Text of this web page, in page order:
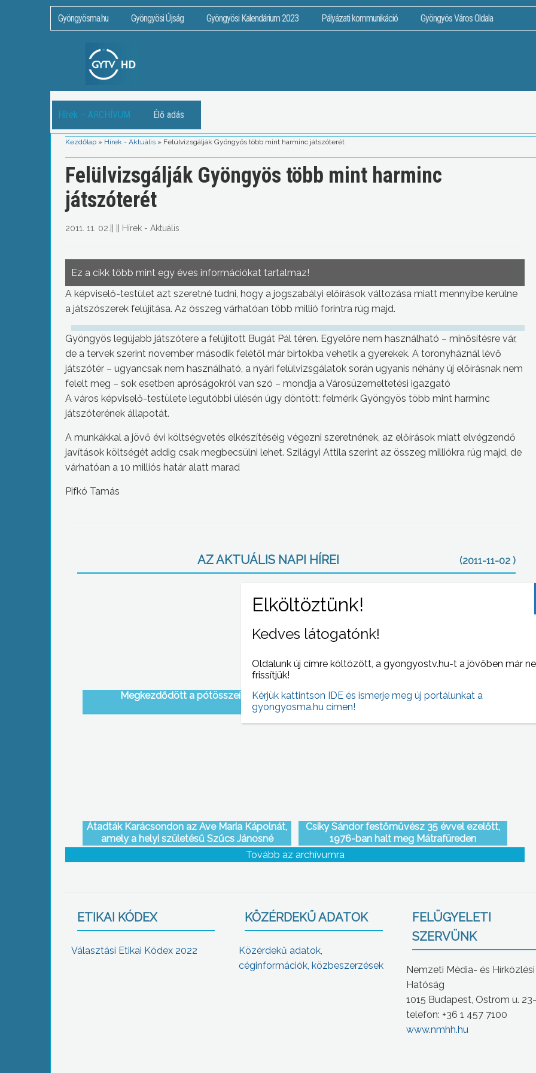
Gyöngyösma.hu Gyöngyösi Újság Gyöngyösi Kalendárium 2023 Pályázati kommunikáció Gyöngyös Város Oldala
Hírek – ARCHÍVUM Élő adás
Kezdőlap » Hírek - Aktuális » Felülvizsgálják Gyöngyös több mint harminc játszóterét
Felülvizsgálják Gyöngyös több mint harminc
játszóterét
2011. 11. 02. Hírek - Aktuális
Ez a cikk több mint egy éves információkat tartalmaz!
A képviselő-testület azt szeretné tudni, hogy a jogszabályi előírások változása miatt mennyibe kerülne
a játszószerek felújítása. Az összeg várhatóan több millió forintra rúg majd.
Gyöngyös legújabb játszótere a felújított Bugát Pál téren. Egyelőre nem használható – minősítésre vár,
de a tervek szerint november második felétől már birtokba vehetik a gyerekek. A toronyháznál lévő
játszótér – ugyancsak nem használható, a nyári felülvizsgálatok során ugyanis néhány új előírásnak nem
felelt meg – sok esetben apróságokról van szó – mondja a Városüzemeltetési igazgató
A város képviselő-testülete legutóbbi ülésén úgy döntött: felmérik Gyöngyös több mint harminc
játszóterének állapotát.
A munkákkal a jövő évi költségvetés elkészítéséig végezni szeretnének, az előírások miatt elvégzendő
javítások költségét addig csak megbecsülni lehet. Szilágyi Attila szerint az összeg milliókra rúg majd, de
várhatóan a 10 milliós határ alatt marad
Pifkó Tamás
AZ AKTUÁLIS NAPI HÍREI (2011-11-02 )
Megkezdődött a pótösszeírás
Az iskolarendszerű szakképzési rendszerrel
ismertették meg a vállalkozásokat a
Átadták Karácsondon az Ave Maria Kápolnát,
amely a helyi születésű Szűcs Jánosné
felajánlásából épült
Csíky Sándor festőművész 35 évvel ezelőtt,
1976-ban halt meg Mátrafüreden
Tovább az archívumra
ETIKAI KÓDEX
Választási Etikai Kódex 2022
KÖZÉRDEKŰ ADATOK
Közérdekű adatok,
céginformációk, közbeszerzések
FELÜGYELETI
SZERVÜNK
Nemzeti Média- és Hírközlési
Hatóság
1015 Budapest, Ostrom u.
telefon: +36 1 457 7100
www.nmhh.hu
Kedves látogatónk!
Oldalunk új címre költözött, a gyongyostv.hu-t a jövőben már
frissítjük!
Kérjük kattintson IDE és ismerje meg új portálunkat a
gyongyosma.hu címen!